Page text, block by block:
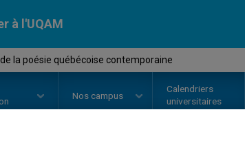
à l'UQAM
la poésie québécoise contemporaine
Nos campus
Calendriers
universitaires